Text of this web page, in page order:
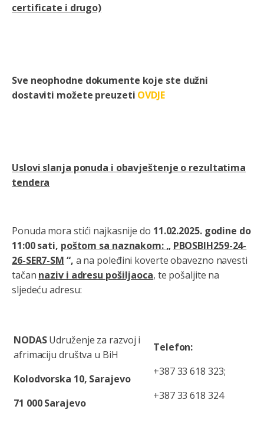
certificate i drugo)
Sve neophodne dokumente koje ste dužni
dostaviti možete preuzeti OVDJE
Uslovi slanja ponuda i obavještenje o rezultatima
tendera
Ponuda mora stići najkasnije do 11.02.2025. godine do
11:00 sati, poštom sa naznakom: „ PBOSBIH259-24-
26-SER7-SM “, a na poleđini koverte obavezno navesti
tačan naziv i adresu pošiljaoca, te pošaljite na
sljedeću adresu:
NODASUdruženje za razvoj i
afrimaciju društva u BiH
Kolodvorska 10, Sarajevo
71 000 Sarajevo
Telefon:
+387 33 618 323;
+387 33 618 324